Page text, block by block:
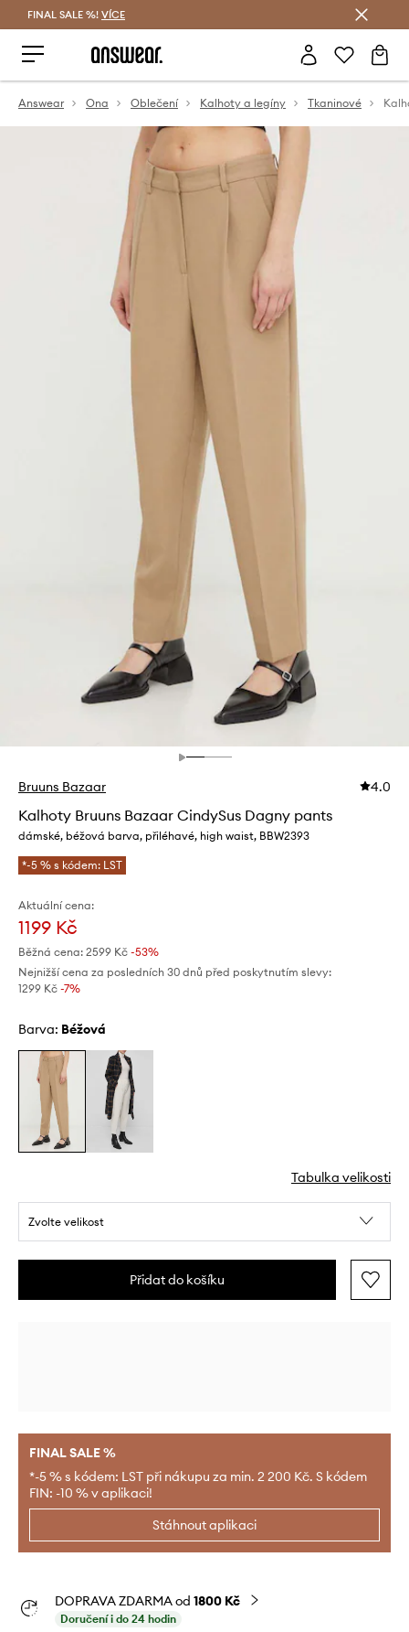
FINAL SALE %! VÍCE
Answear Ona Oblečení Kalhoty a legíny Tkaninové
Bruuns Bazaar 4.0
Kalhoty Bruuns Bazaar CindySus Dagny pants
dámské, béžová barva, přiléhavé, high waist, BBW2393
*-5 % s kódem: LST
Aktuální cena:
1199 Kč
Běžná cena: 2599 Kč -53%
Nejnižší cena za posledních 30 dnů před poskytnutím slevy:
1299 Kč -7%
Barva: béžová
Tabulka velikosti
Zvolte velikost
Přidat do košíku
FINAL SALE %
*-5 % s kódem: LST při nákupu za min. 2 200 Kč. S kódem
FIN: -10 % v aplikaci!
Stáhnout aplikaci
DOPRAVA ZDARMA od 1800 Kč
Doručení i do 24 hodin